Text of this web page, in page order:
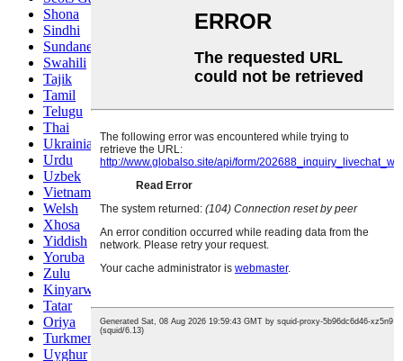
Shona
Sindhi
Sundanese
Swahili
Tajik
Tamil
Telugu
Thai
Ukrainian
Urdu
Uzbek
Vietnamese
Welsh
Xhosa
Yiddish
Yoruba
Zulu
Kinyarwanda
Tatar
Oriya
Turkmen
Uyghur